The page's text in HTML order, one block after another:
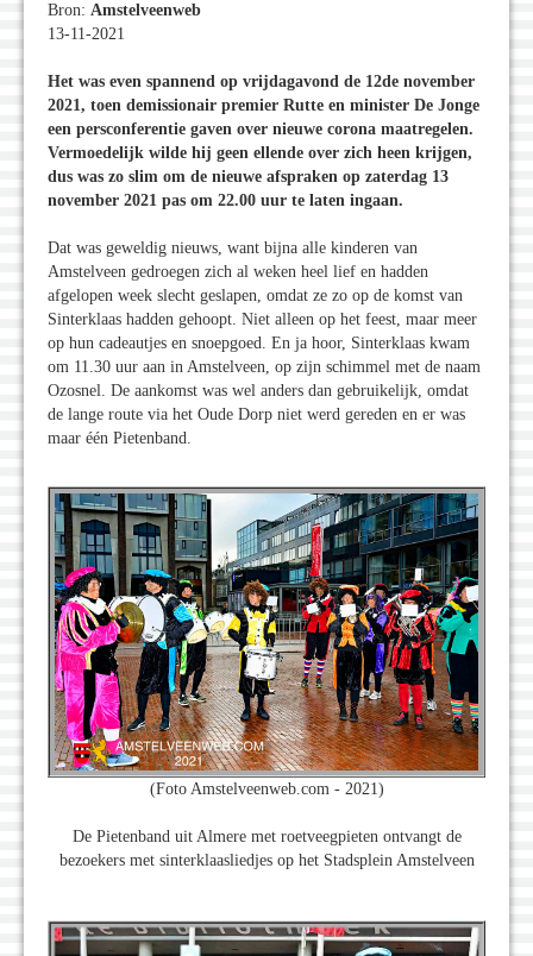
Bron: Amstelveenweb
13-11-2021
Het was even spannend op vrijdagavond de 12de november
2021, toen demissionair premier Rutte en minister De Jonge
een persconferentie gaven over nieuwe corona maatregelen.
Vermoedelijk wilde hij geen ellende over zich heen krijgen,
dus was zo slim om de nieuwe afspraken op zaterdag 13
november 2021 pas om 22.00 uur te laten ingaan.
Dat was geweldig nieuws, want bijna alle kinderen van
Amstelveen gedroegen zich al weken heel lief en hadden
afgelopen week slecht geslapen, omdat ze zo op de komst van
Sinterklaas hadden gehoopt. Niet alleen op het feest, maar meer
op hun cadeautjes en snoepgoed. En ja hoor, Sinterklaas kwam
om 11.30 uur aan in Amstelveen, op zijn schimmel met de naam
Ozosnel. De aankomst was wel anders dan gebruikelijk, omdat
de lange route via het Oude Dorp niet werd gereden en er was
maar één Pietenband.
(Foto Amstelveenweb.com - 2021)
De Pietenband uit Almere met roetveegpieten ontvangt de
bezoekers met sinterklaasliedjes op het Stadsplein Amstelveen